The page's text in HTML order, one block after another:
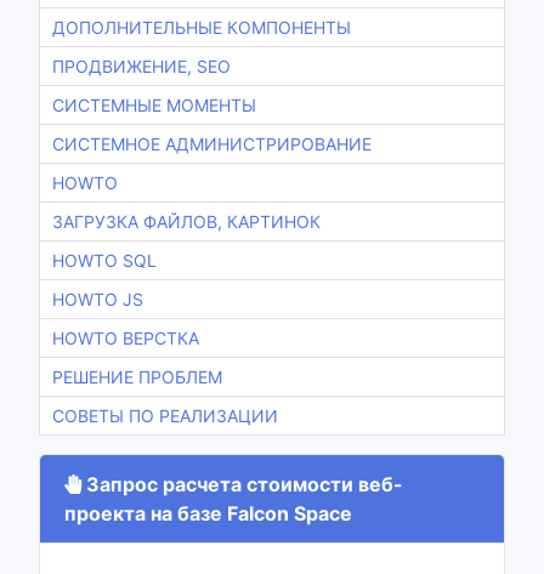
ДОПОЛНИТЕЛЬНЫЕ КОМПОНЕНТЫ
ПРОДВИЖЕНИЕ, SEO
СИСТЕМНЫЕ МОМЕНТЫ
СИСТЕМНОЕ АДМИНИСТРИРОВАНИЕ
HOWTO
ЗАГРУЗКА ФАЙЛОВ, КАРТИНОК
HOWTO SQL
HOWTO JS
HOWTO ВЕРСТКА
РЕШЕНИЕ ПРОБЛЕМ
СОВЕТЫ ПО РЕАЛИЗАЦИИ
Запрос расчета стоимости веб-
проекта на базе Falcon Space